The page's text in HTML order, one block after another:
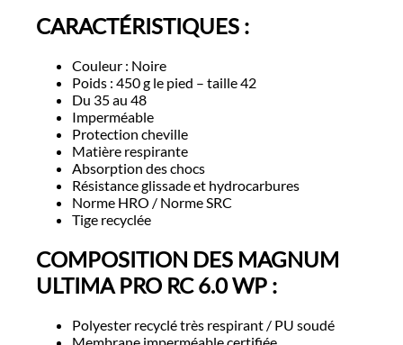
CARACTÉRISTIQUES :
Couleur : Noire
Poids : 450 g le pied – taille 42
Du 35 au 48
Imperméable
Protection cheville
Matière respirante
Absorption des chocs
Résistance glissade et hydrocarbures
Norme HRO / Norme SRC
Tige recyclée
COMPOSITION DES MAGNUM
ULTIMA PRO RC 6.0 WP :
Polyester recyclé très respirant / PU soudé